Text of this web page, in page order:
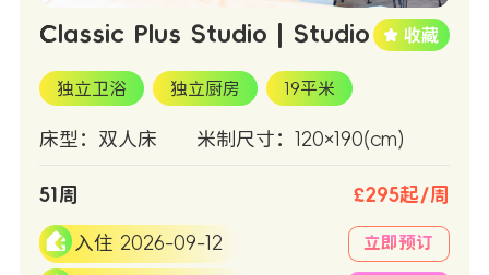
Classic Plus Studio | Studio
独立卫浴 独立厨房 19平米
床型：双人床 米制尺寸：120×190(cm)
51周 £295起/周
入住 2026-09-12 立即预订